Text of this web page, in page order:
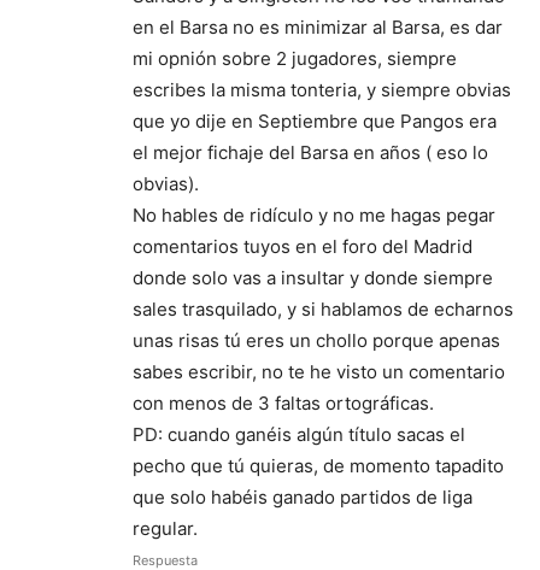
en el Barsa no es minimizar al Barsa, es dar
mi opnión sobre 2 jugadores, siempre
escribes la misma tonteria, y siempre obvias
que yo dije en Septiembre que Pangos era
el mejor fichaje del Barsa en años ( eso lo
obvias).
No hables de ridículo y no me hagas pegar
comentarios tuyos en el foro del Madrid
donde solo vas a insultar y donde siempre
sales trasquilado, y si hablamos de echarnos
unas risas tú eres un chollo porque apenas
sabes escribir, no te he visto un comentario
con menos de 3 faltas ortográficas.
PD: cuando ganéis algún título sacas el
pecho que tú quieras, de momento tapadito
que solo habéis ganado partidos de liga
regular.
Respuesta